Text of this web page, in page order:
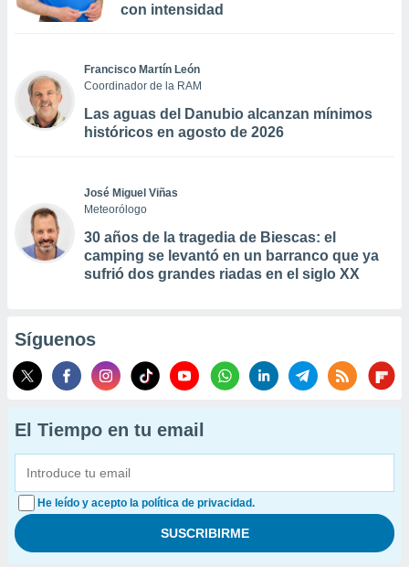
con intensidad
Francisco Martín León
Coordinador de la RAM
Las aguas del Danubio alcanzan mínimos
históricos en agosto de 2026
José Miguel Viñas
Meteorólogo
30 años de la tragedia de Biescas: el
camping se levantó en un barranco que ya
sufrió dos grandes riadas en el siglo XX
Síguenos
El Tiempo en tu email
He leído y acepto la política de privacidad.